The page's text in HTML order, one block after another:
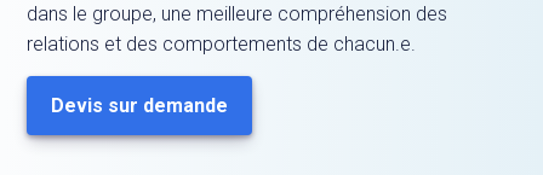
dans le groupe, une meilleure compréhension des
relations et des comportements de chacun.e.
Devis sur demande